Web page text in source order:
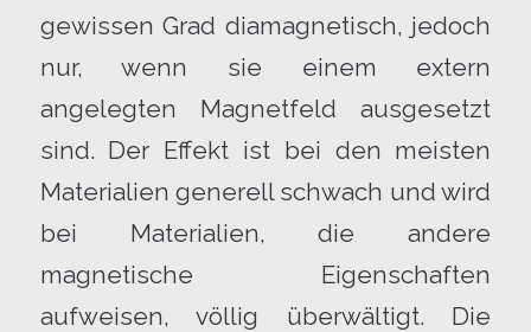
gewissen Grad diamagnetisch, jedoch
nur, wenn sie einem extern
angelegten Magnetfeld ausgesetzt
sind. Der Effekt ist bei den meisten
Materialien generell schwach und wird
bei Materialien, die andere
magnetische Eigenschaften
aufweisen, völlig überwältigt. Die